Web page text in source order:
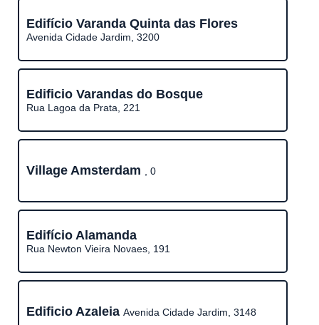
Edifício Varanda Quinta das Flores
Avenida Cidade Jardim, 3200
Edificio Varandas do Bosque
Rua Lagoa da Prata, 221
Village Amsterdam , 0
Edifício Alamanda
Rua Newton Vieira Novaes, 191
Edificio Azaleia Avenida Cidade Jardim, 3148